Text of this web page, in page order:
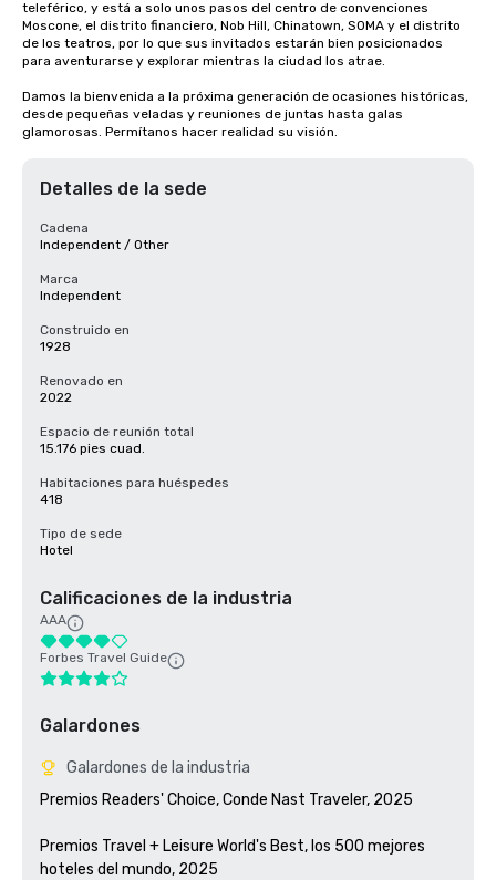
teleférico, y está a solo unos pasos del centro de convenciones
Moscone, el distrito financiero, Nob Hill, Chinatown, SOMA y el distrito
de los teatros, por lo que sus invitados estarán bien posicionados
para aventurarse y explorar mientras la ciudad los atrae.
Damos la bienvenida a la próxima generación de ocasiones históricas,
desde pequeñas veladas y reuniones de juntas hasta galas
glamorosas. Permítanos hacer realidad su visión.
Detalles de la sede
Cadena
Independent / Other
Marca
Independent
Construido en
1928
Renovado en
2022
Espacio de reunión total
15.176 pies cuad.
Habitaciones para huéspedes
418
Tipo de sede
Hotel
Calificaciones de la industria
AAA
Forbes Travel Guide
Galardones
Galardones de la industria
Premios Readers' Choice, Conde Nast Traveler, 2025
Premios Travel + Leisure World's Best, los 500 mejores
hoteles del mundo, 2025